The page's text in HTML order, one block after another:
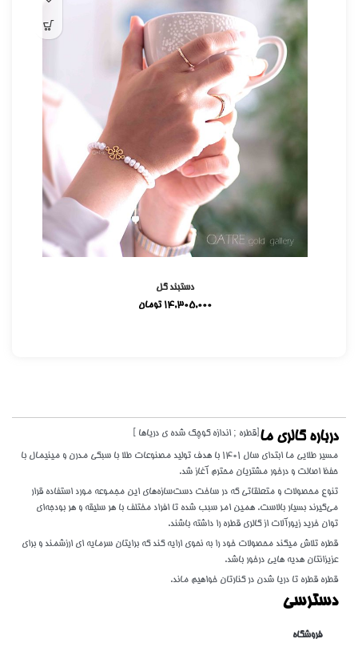
دستبند گل
14,305,000 تومان
درباره گالری ما [قطره ; اندازه کوچک شده ی دریاها ]
مسیر طلایی ما ابتدای سال 1401 با هدف تولید مصنوعات طلا با سبکی مدرن و مینیمال با
حفظ اصالت و درخور مشتریان محترم آغاز شد.
تنوع محصولات و متعلقاتی که در ساخت دست‌سازه‌های این مجموعه مورد استفاده قرار
می‌گیرند بسیار بالاست. همین امر سبب شده تا افراد مختلف با هر سلیقه و هر بودجه‌ای
توان خرید زیورآلات از گالری قطره را داشته باشند.
قطره تلاش میکند محصولات خود را به نحوی ارایه کند که برایتان سرمایه ای ارزشمند و برای
عزیزانتان هدیه هایی درخور باشد.
قطره قطره تا دریا شدن در کنارتان خواهیم ماند.
دسترسی
فروشگاه